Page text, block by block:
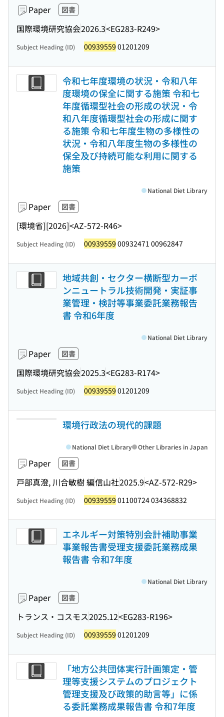
Paper 図書
国際環境研究協会2026.3<EG283-R249>
Subject Heading (ID) 00939559 01201209
令和七年度環境の状況・令和八年
度環境の保全に関する施策 令和七
年度循環型社会の形成の状況・令
和八年度循環型社会の形成に関す
る施策 令和七年度生物の多様性の
状況・令和八年度生物の多様性の
保全及び持続可能な利用に関する
施策
Paper 図書
[環境省][2026]<AZ-572-R46>
National Diet Library
Subject Heading (ID) 00939559 00932471 00962847
地域共創・セクター横断型カーボ
ンニュートラル技術開発・実証事
業管理・検討等事業委託業務報告
書 令和6年度
Paper 図書
国際環境研究協会2025.3<EG283-R174>
National Diet Library
Subject Heading (ID) 00939559 01201209
環境行政法の現代的課題
Paper 図書
戸部真澄, 川合敏樹 編信山社2025.9<AZ-572-R29>
National Diet Library Other Libraries in Japan
Subject Heading (ID) 00939559 01100724 034368832
エネルギー対策特別会計補助事業
事業報告書受理支援委託業務成果
報告書 令和7年度
Paper 図書
トランス・コスモス2025.12<EG283-R196>
National Diet Library
Subject Heading (ID) 00939559 01201209
「地方公共団体実行計画策定・管
理等支援システムのプロジェクト
管理支援及び政策的助言等」に係
る委託業務成果報告書 令和7年度